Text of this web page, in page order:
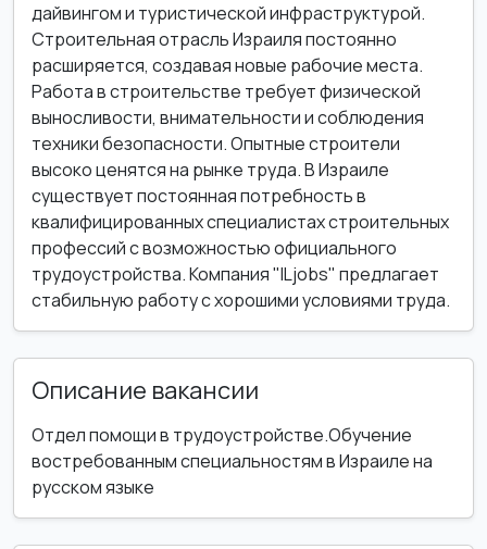
дайвингом и туристической инфраструктурой.
Строительная отрасль Израиля постоянно
расширяется, создавая новые рабочие места.
Работа в строительстве требует физической
выносливости, внимательности и соблюдения
техники безопасности. Опытные строители
высоко ценятся на рынке труда. В Израиле
существует постоянная потребность в
квалифицированных специалистах строительных
профессий с возможностью официального
трудоустройства. Компания "ILjobs" предлагает
стабильную работу с хорошими условиями труда.
Описание вакансии
Отдел помощи в трудоустройстве.Обучение
востребованным специальностям в Израиле на
русском языке